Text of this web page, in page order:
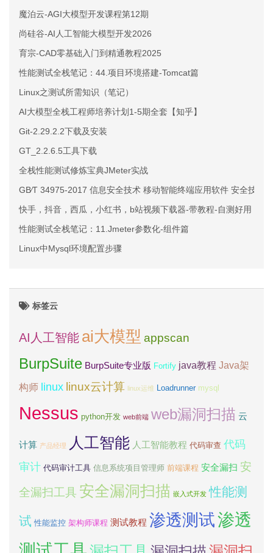
魔泊云-AGI大模型开发课程第12期
尚硅谷-AI人工智能大模型开发2026
育宗-CAD零基础入门到精通教程2025
性能测试全栈笔记：44.项目环境搭建-Tomcat篇
Linux之测试所需知识（笔记）
AI大模型全栈工程师培养计划1-5期全套【知乎】
Git-2.29.2.2下载及安装
GT_2.2.6.5工具下载
全栈性能测试修炼宝典JMeter实战
GB∕T 34975-2017 信息安全技术 移动智能终端应用软件 安全技术
快手，抖音，西瓜，小红书，b站视频下载器-带教程-自测好用
性能测试全栈笔记：11.Jmeter参数化-组件篇
Linux中Mysql环境配置步骤
标签云
AI人工智能 ai大模型 appscan
BurpSuite BurpSuite专业版 Fortify java教程 Java架
构师 linux linux云计算 linux运维 Loadrunner mysql
Nessus python开发 web前端 web漏洞扫描 云
计算 产品经理 人工智能 人工智能教程 代码审查 代码
审计 代码审计工具 信息系统项目管理师 前端课程 安全漏扫 安
全漏扫工具 安全漏洞扫描 嵌入式开发 性能测
试 性能监控 架构师课程 测试教程 渗透测试渗透